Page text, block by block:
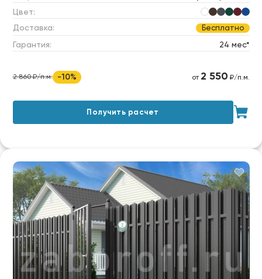
Цвет:
Доставка:
Бесплатно
Гарантия: 24 мес*
2 860 ₽/п.м. -10% от 2 550 ₽/п.м.
Получить расчет